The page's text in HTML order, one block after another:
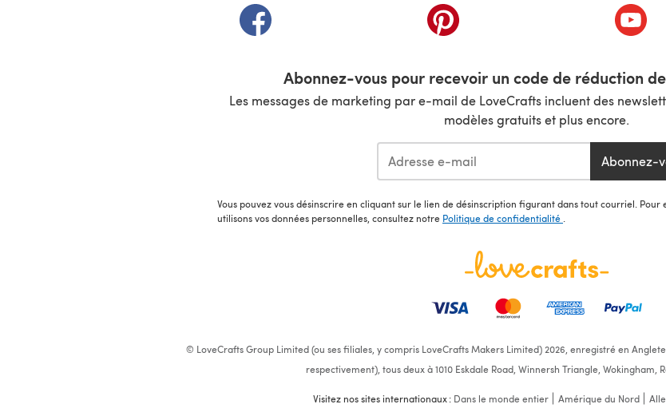
(s'ouvre dans un nouvel onglet) (s'ouvre dans un nouvel onglet)
Abonnez-vous pour recevoir un code de réduction
Les messages de marketing par e-mail de LoveCrafts incluent des
modèles gratuits et plus encore.
Abonnez-
Vous pouvez vous désinscrire en cliquant sur le lien de désinscription figurant dans tout courriel.
utilisons vos données personnelles, consultez notre Politique de confidentialité .
© LoveCrafts Group Limited (ou ses filiales, y compris LoveCrafts Makers Limited) 2026, enregistré en
respectivement), tous deux à 1010 Eskdale Road, Winnersh Triangle, Wokingham,
Visitez nos sites internationaux : Dans le monde entier Amérique du Nord